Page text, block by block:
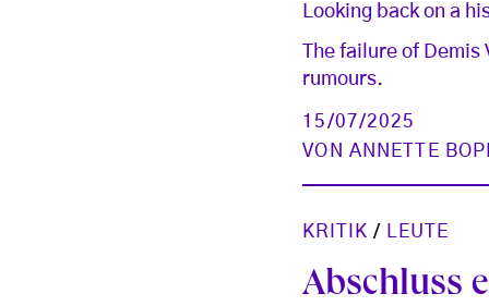
Looking back on a
The failure of
rumours.
15/07/2025
VON ANNETTE
KRITIK / LEUTE
Abschluss